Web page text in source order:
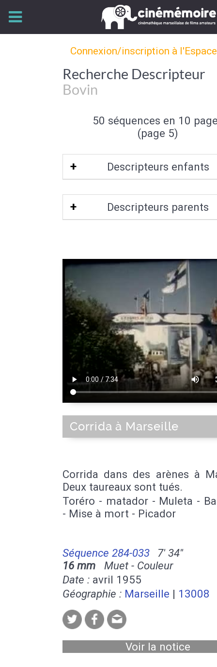
Connexion/inscription à
Recherche Descripteur
Bovin
50 séquences en 10
(page 5)
Descripteurs enfants
Vache
Descripteurs parents
Corrida à Marseille
Corrida dans des arènes à
Deux taureaux sont tués.
Toréro - matador - Muleta -
- Mise à mort - Picador
Séquence 284-033
7' 34''
16 mm Muet - Couleur
Date : avril 1955
Géographie : Marseille | 13008
Voir la notice